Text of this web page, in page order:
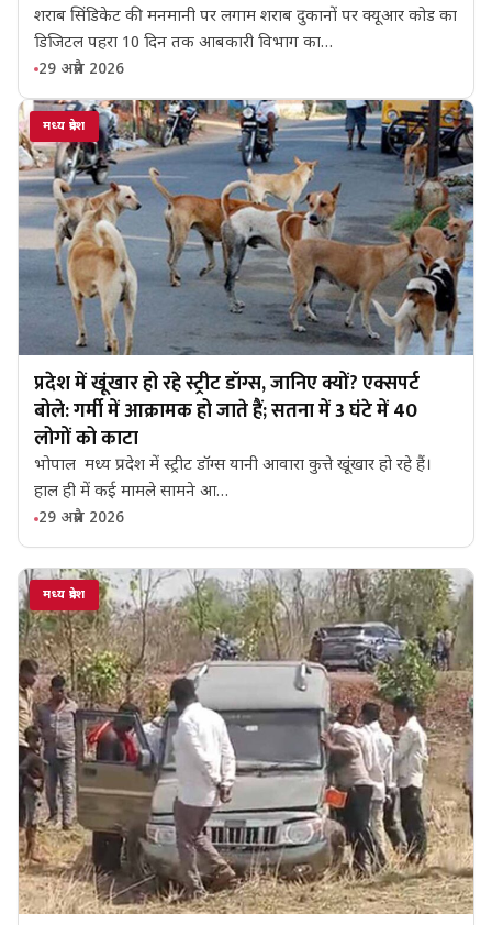
शराब सिंडिकेट की मनमानी पर लगाम शराब दुकानों पर क्यूआर कोड का
डिजिटल पहरा 10 दिन तक आबकारी विभाग का…
29 अप्रैल 2026
मध्य प्रदेश
प्रदेश में खूंखार हो रहे स्ट्रीट डॉग्स, जानिए क्यों? एक्सपर्ट
बोले: गर्मी में आक्रामक हो जाते हैं; सतना में 3 घंटे में 40
लोगों को काटा
भोपाल मध्य प्रदेश में स्ट्रीट डॉग्स यानी आवारा कुत्ते खूंखार हो रहे हैं।
हाल ही में कई मामले सामने आ…
29 अप्रैल 2026
मध्य प्रदेश